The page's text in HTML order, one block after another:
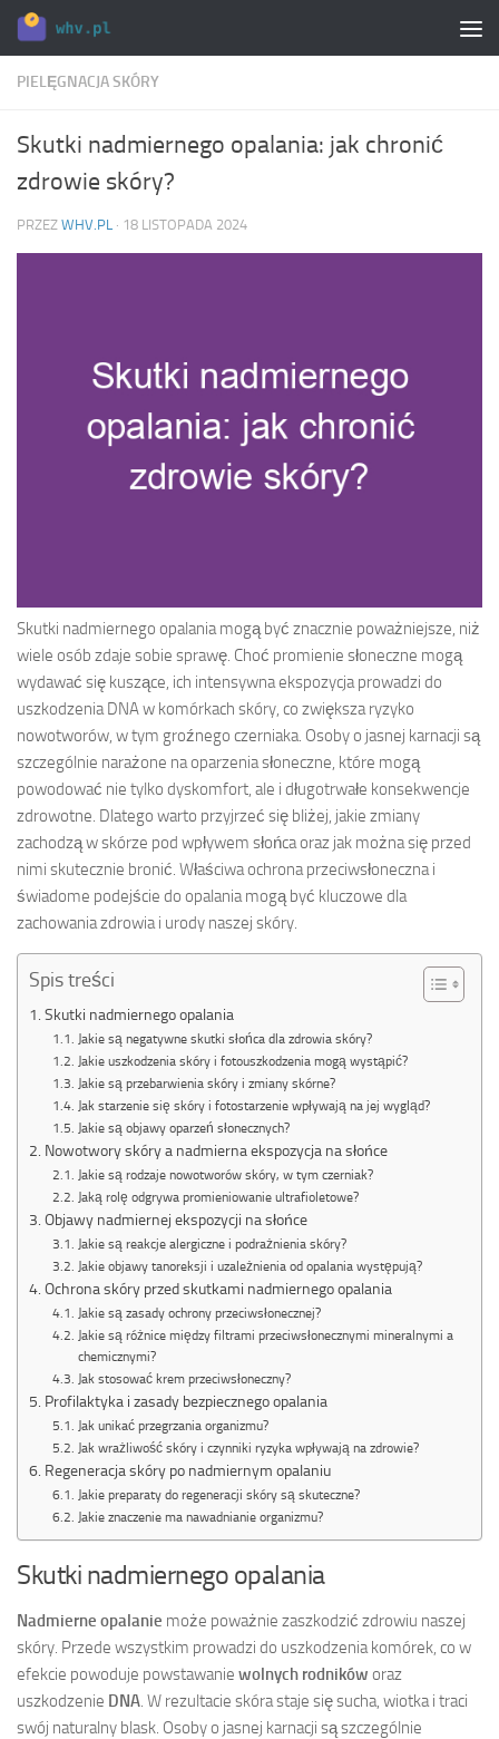
Skip to content
PIELĘGNACJA SKÓRY
Skutki nadmiernego opalania: jak chronić
zdrowie skóry?
PRZEZ WHV.PL · 18 LISTOPADA 2024
Skutki nadmiernego opalania mogą być znacznie poważniejsze, niż
wiele osób zdaje sobie sprawę. Choć promienie słoneczne mogą
wydawać się kuszące, ich intensywna ekspozycja prowadzi do
uszkodzenia DNA w komórkach skóry, co zwiększa ryzyko
nowotworów, w tym groźnego czerniaka. Osoby o jasnej karnacji są
szczególnie narażone na oparzenia słoneczne, które mogą
powodować nie tylko dyskomfort, ale i długotrwałe konsekwencje
zdrowotne. Dlatego warto przyjrzeć się bliżej, jakie zmiany
zachodzą w skórze pod wpływem słońca oraz jak można się przed
nimi skutecznie bronić. Właściwa ochrona przeciwsłoneczna i
świadome podejście do opalania mogą być kluczowe dla
zachowania zdrowia i urody naszej skóry.
Spis treści
Skutki nadmiernego opalania
Jakie są negatywne skutki słońca dla zdrowia skóry?
Jakie uszkodzenia skóry i fotouszkodzenia mogą wystąpić?
Jakie są przebarwienia skóry i zmiany skórne?
Jak starzenie się skóry i fotostarzenie wpływają na jej wygląd?
Jakie są objawy oparzeń słonecznych?
Nowotwory skóry a nadmierna ekspozycja na słońce
Jakie są rodzaje nowotworów skóry, w tym czerniak?
Jaką rolę odgrywa promieniowanie ultrafioletowe?
Objawy nadmiernej ekspozycji na słońce
Jakie są reakcje alergiczne i podrażnienia skóry?
Jakie objawy tanoreksji i uzależnienia od opalania występują?
Ochrona skóry przed skutkami nadmiernego opalania
Jakie są zasady ochrony przeciwsłonecznej?
Jakie są różnice między filtrami przeciwsłonecznymi mineralnymi a
chemicznymi?
Jak stosować krem przeciwsłoneczny?
Profilaktyka i zasady bezpiecznego opalania
Jak unikać przegrzania organizmu?
Jak wrażliwość skóry i czynniki ryzyka wpływają na zdrowie?
Regeneracja skóry po nadmiernym opalaniu
Jakie preparaty do regeneracji skóry są skuteczne?
Jakie znaczenie ma nawadnianie organizmu?
Skutki nadmiernego opalania
Nadmierne opalanie może poważnie zaszkodzić zdrowiu naszej
skóry. Przede wszystkim prowadzi do uszkodzenia komórek, co w
efekcie powoduje powstawanie wolnych rodników oraz
uszkodzenie DNA. W rezultacie skóra staje się sucha, wiotka i traci
swój naturalny blask. Osoby o jasnej karnacji są szczególnie